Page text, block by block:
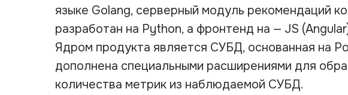
языке Golang, серверный модуль рекомендаций
разработан на Python, а фронтенд на — JS
Ядром продукта является СУБД, основанная на
дополнена специальными расширениями для
количества метрик из наблюдаемой СУБД.